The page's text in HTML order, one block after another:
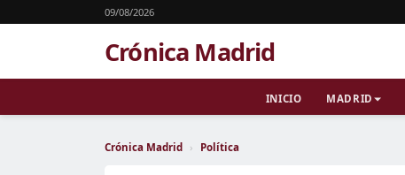
09/08/2026
Crónica Madrid
INICIO MADRID
Crónica Madrid › Política